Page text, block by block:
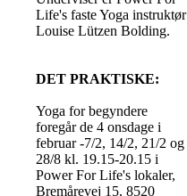
Life's faste Yoga instruktør
Louise Lützen Bolding.
DET PRAKTISKE:
Yoga for begyndere
foregår de 4 onsdage i
februar -7/2, 14/2, 21/2 og
28/8 kl. 19.15-20.15 i
Power For Life's lokaler,
Bremårevej 15, 8520